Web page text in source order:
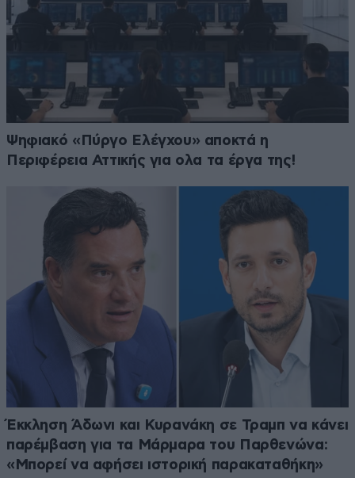
Ψηφιακό «Πύργο Ελέγχου» αποκτά η
Περιφέρεια Αττικής για ολα τα έργα της!
Έκκληση Άδωνι και Κυρανάκη σε Τραμπ να κάνει
παρέμβαση για τα Μάρμαρα του Παρθενώνα:
«Μπορεί να αφήσει ιστορική παρακαταθήκη»